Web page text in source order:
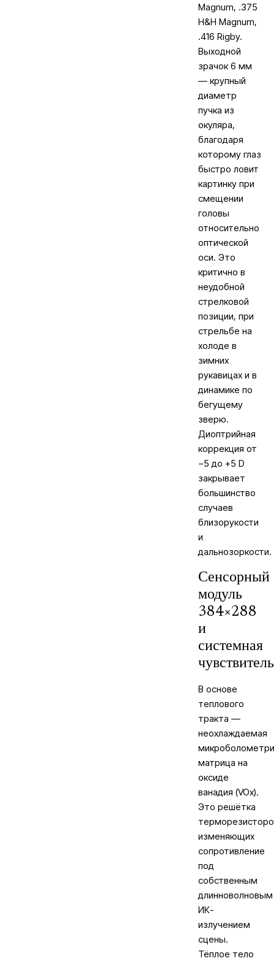
Magnum, .375
H&H Magnum,
.416 Rigby.
Выходной
зрачок 6 мм
— крупный
диаметр
пучка из
окуляра,
благодаря
которому глаз
быстро ловит
картинку при
смещении
головы
относительно
оптической
оси. Это
критично в
неудобной
стрелковой
позиции, при
стрельбе на
холоде в
зимних
рукавицах и в
динамике по
бегущему
зверю.
Диоптрийная
коррекция от
−5 до +5 D
закрывает
большинство
случаев
близорукости
и
дальнозоркости.
Сенсорный
модуль
384×288
и
системная
В основе
теплового
тракта —
неохлаждаемая
матрица на
оксиде
ванадия (VOx).
Это решётка
изменяющих
сопротивление
под
собственным
длинноволновым
ИК-
излучением
сцены.
Тёплое тело